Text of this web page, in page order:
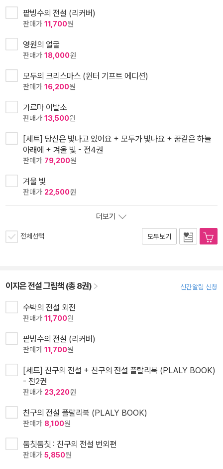
팥빙수의 전설 (리커버)
판매가 11,700원
영원의 얼굴
판매가 18,000원
모두의 크리스마스 (윈터 기프트 에디션)
판매가 16,200원
가르마 이발소
판매가 13,500원
[세트] 당신은 빛나고 있어요 + 모두가 빛나요 + 꿈같은 하늘
아래에 + 겨울 빛 - 전4권
판매가 79,200원
겨울 빛
판매가 22,500원
더보기
전체선택 모두보기
이지은 전설 그림책 (총 8권) 신간알림 신청
수박의 전설 외전
판매가 11,700원
팥빙수의 전설 (리커버)
판매가 11,700원
[세트] 친구의 전설 + 친구의 전설 플랄리북 (PLALY BOOK)
- 전2권
판매가 23,220원
친구의 전설 플랄리북 (PLALY BOOK)
판매가 8,100원
둠칫둠칫 : 친구의 전설 번외편
판매가 5,850원